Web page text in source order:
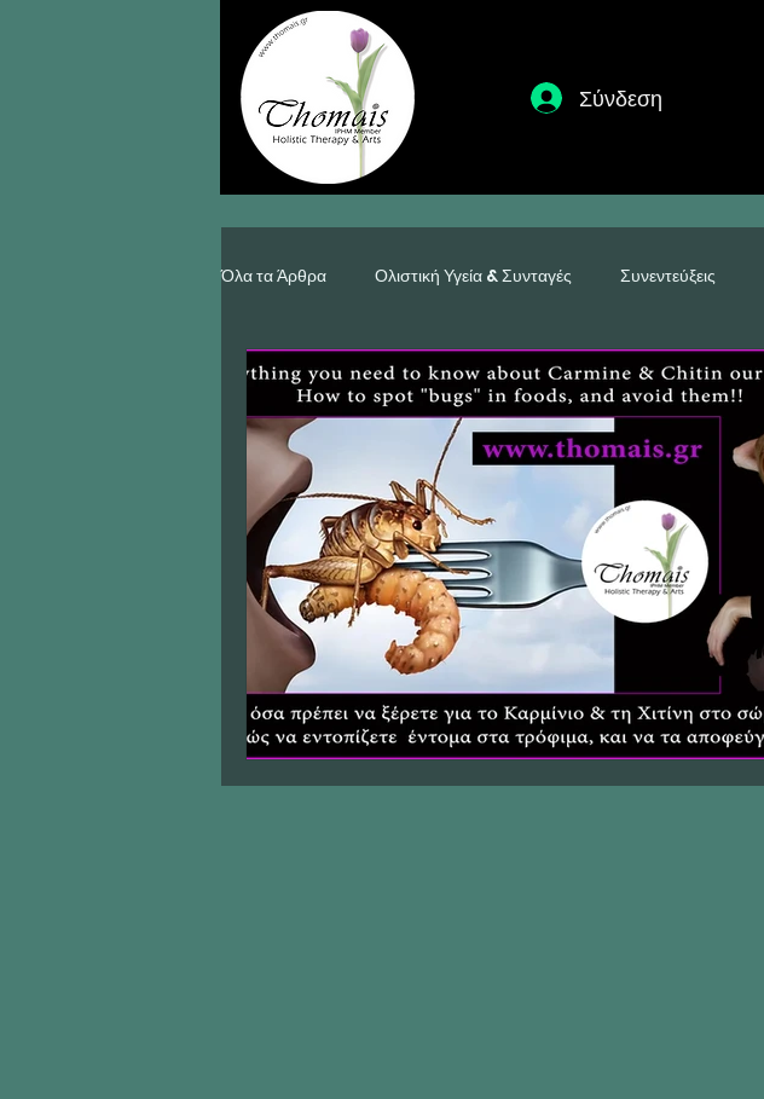
Σύνδεση
Όλα τα Άρθρα Ολιστική Υγεία & Συνταγές Συνεντεύξεις
Κατασκευές, Κόσμημα & Διακόσμηση